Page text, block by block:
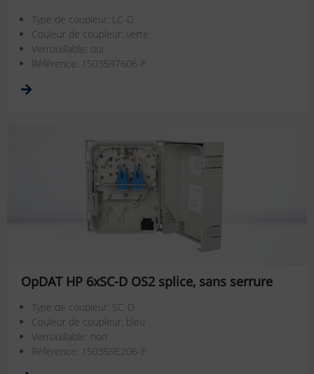
Type de coupleur: LC-D
Couleur de coupleur: verte
Verrouillable: oui
Référence: 1503597606-F
OpDAT HP 6xSC-D OS2 splice, sans serrure
Type de coupleur: SC-D
Couleur de coupleur: bleu
Verrouillable: non
Référence: 150359E206-E